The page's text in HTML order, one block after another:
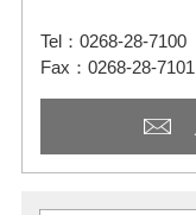
Tel：0268-28-7100
Fax：0268-28-7101